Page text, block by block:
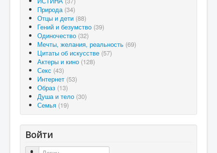
Природа (34)
Отцы и дети (88)
Гений и безумство (39)
Одиночество (32)
Мечты, желания, реальность (69)
Цитаты об искусстве (57)
Актеры и кино (128)
Секс (43)
Интернет (53)
Образ (13)
Душа и тело (30)
Семья (19)
Войти